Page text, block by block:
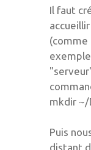
Il faut
mkdir
Puis
distant